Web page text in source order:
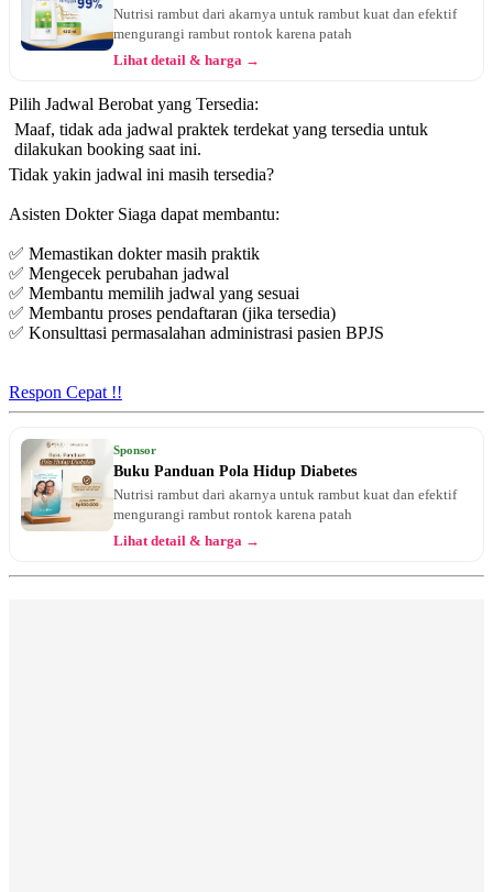
Nutrisi rambut dari akarnya untuk rambut kuat dan efektif
mengurangi rambut rontok karena patah
Lihat detail & harga →
Pilih Jadwal Berobat yang Tersedia:
Maaf, tidak ada jadwal praktek terdekat yang tersedia untuk
dilakukan booking saat ini.
Tidak yakin jadwal ini masih tersedia?
Asisten Dokter Siaga dapat membantu:
✅ Memastikan dokter masih praktik
✅ Mengecek perubahan jadwal
✅ Membantu memilih jadwal yang sesuai
✅ Membantu proses pendaftaran (jika tersedia)
✅ Konsulttasi permasalahan administrasi pasien BPJS
Respon Cepat !!
Sponsor
Buku Panduan Pola Hidup Diabetes
Nutrisi rambut dari akarnya untuk rambut kuat dan efektif
mengurangi rambut rontok karena patah
Lihat detail & harga →